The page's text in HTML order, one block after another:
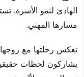
الهادئ لنمو الأسرة.
مسارها المهني.
تعكس رحلتها مع
يشاركون لحظات